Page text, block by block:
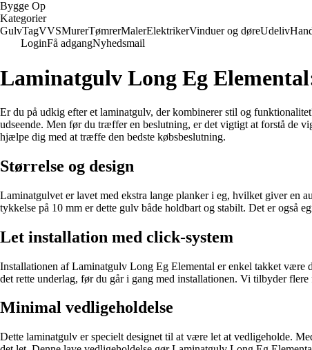
Bygge Op
Kategorier
GulvTagVVSMurerTømrerMalerElektrikerVinduer og døreUdeliv
LoginFå adgangNyhedsmail
Laminatgulv Long Eg
Er du på udkig efter et laminatgulv, der kombinerer stil og
udseende. Men før du træffer en beslutning, er det vigtigt at forstå de
hjælpe dig med at træffe den bedste købsbeslutning.
Størrelse og design
Laminatgulvet er lavet med ekstra lange planker i eg, hvilket giver en
tykkelse på 10 mm er dette gulv både holdbart og stabilt. Det er også
Let installation med click-system
Installationen af Laminatgulv Long Eg Elemental er enkel takket være
det rette underlag, før du går i gang med installationen. Vi tilbyder
Minimal vedligeholdelse
Dette laminatgulv er specielt designet til at være let at vedligeholde.